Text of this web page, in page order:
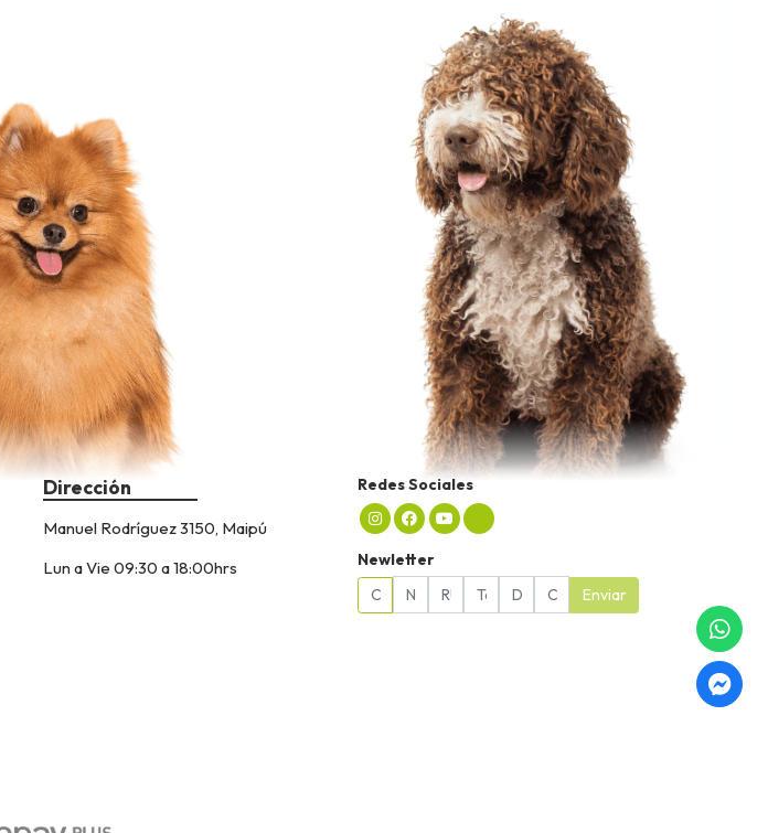
Dirección
Manuel Rodríguez 3150, Maipú
Lun a Vie 09:30 a 18:00hrs
Redes Sociales
Newletter
Enviar